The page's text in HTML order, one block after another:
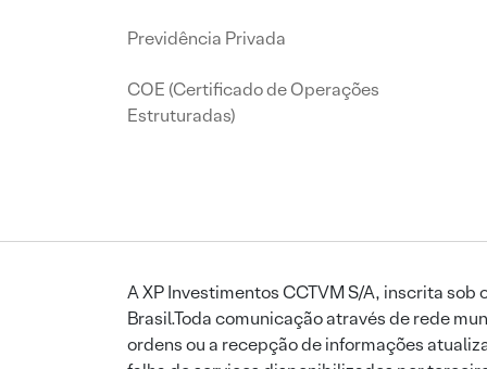
Previdência Privada
COE (Certificado de Operações
Estruturadas)
A XP Investimentos CCTVM S/A, inscrita
Brasil.Toda comunicação através de rede
ordens ou a recepção de informações